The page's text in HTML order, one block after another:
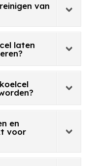
van
laten
en
voor